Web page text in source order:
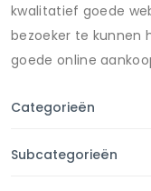
kwalitatief goede
bezoeker te kunnen
goede online
Categorieën
Subcategorieën